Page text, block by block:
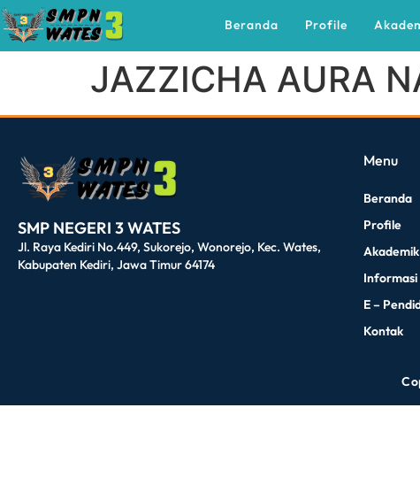
Beranda Profile
JAZZICHA AURA
SMP NEGERI 3 WATES
Jl. Raya Kediri No.449, Sukorejo, Wonorejo, Kec. Wates,
Kabupaten Kediri, Jawa Timur 64174
Menu
Beranda
Profile
Akademik
Informasi
E –
Kontak